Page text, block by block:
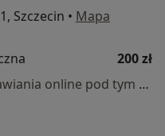
Szczecin • Mapa
200 zł
Specjalista nie oferuje umawiania online pod tym adresem.